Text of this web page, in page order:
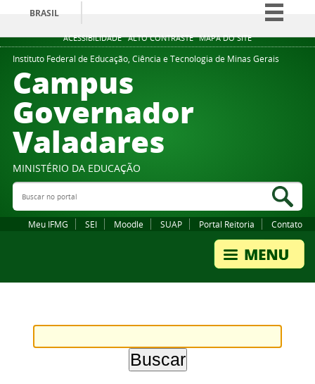
ACESSIBILIDADE ALTO CONTRASTE MAPA DO SITE
BRASIL
Simplifique!
Comunica BR
Instituto Federal de Educação, Ciência e Tecnologia de Minas Gerais
Campus
Governador
Valadares
MINISTÉRIO DA EDUCAÇÃO
Buscar no portal
Meu IFMG SEI Moodle SUAP Portal Reitoria Contato